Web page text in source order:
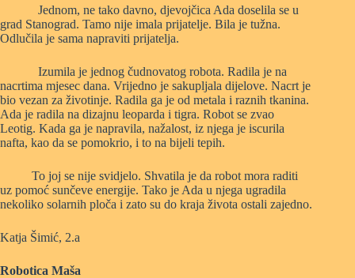
Jednom, ne tako davno, djevojčica Ada doselila se u
grad Stanograd. Tamo nije imala prijatelje. Bila je tužna.
Odlučila je sama napraviti prijatelja.
Izumila je jednog čudnovatog robota. Radila je na
nacrtima mjesec dana. Vrijedno je sakupljala dijelove. Nacrt je
bio vezan za životinje. Radila ga je od metala i raznih tkanina.
Ada je radila na dizajnu leoparda i tigra. Robot se zvao
Leotig. Kada ga je napravila, nažalost, iz njega je iscurila
nafta, kao da se pomokrio, i to na bijeli tepih.
To joj se nije svidjelo. Shvatila je da robot mora raditi
uz pomoć sunčeve energije. Tako je Ada u njega ugradila
nekoliko solarnih ploča i zato su do kraja života ostali zajedno.
Katja Šimić, 2.a
Robotica Maša